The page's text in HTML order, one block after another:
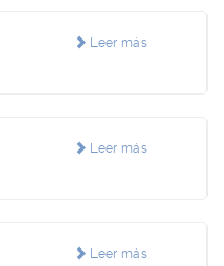
Leer más
Leer más
Leer más